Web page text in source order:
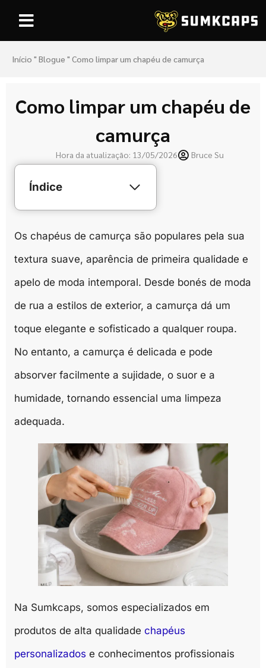
Início " Blogue " Como limpar um chapéu de camurça
Como limpar um chapéu de
camurça
Hora da atualização: 13/05/2026 Bruce Su
Índice
Os chapéus de camurça são populares pela sua
textura suave, aparência de primeira qualidade e
apelo de moda intemporal. Desde bonés de moda
de rua a estilos de exterior, a camurça dá um
toque elegante e sofisticado a qualquer roupa.
No entanto, a camurça é delicada e pode
absorver facilmente a sujidade, o suor e a
humidade, tornando essencial uma limpeza
adequada.
Na Sumkcaps, somos especializados em
produtos de alta qualidade chapéus
personalizados e conhecimentos profissionais